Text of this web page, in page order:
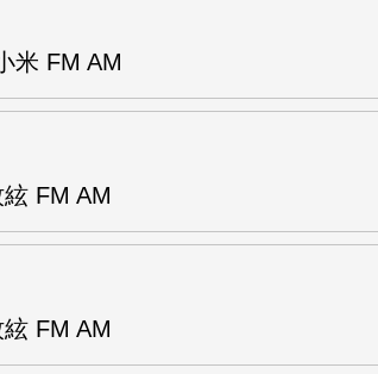
米 FM AM
FM AM
FM AM